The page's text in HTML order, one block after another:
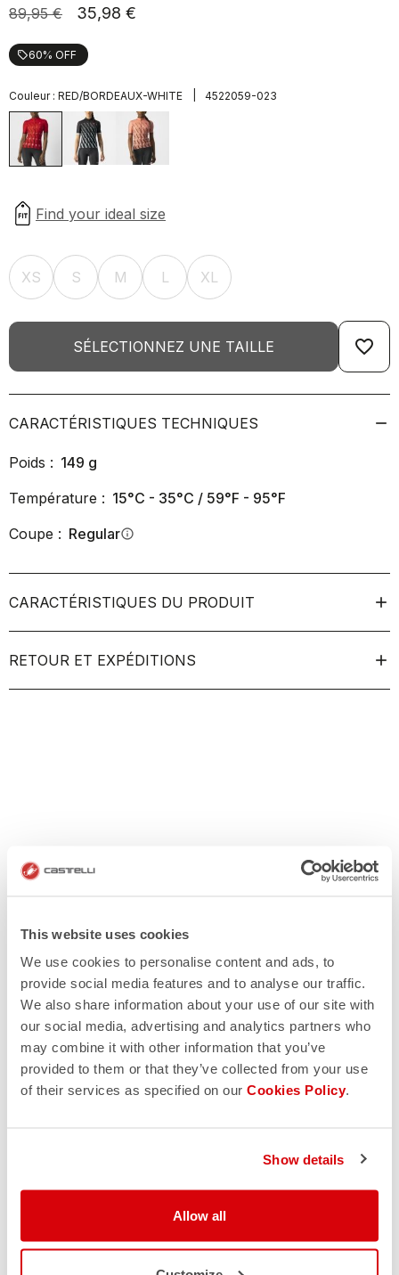
This website uses cookies
We use cookies to personalise content and ads, to
provide social media features and to analyse our traffic.
We also share information about your use of our site with
our social media, advertising and analytics partners who
may combine it with other information that you’ve
provided to them or that they’ve collected from your use
of their services as specified on our Cookies Policy.
Show details
Allow all
89,95 € 35,98 €
local_offer60% OFF
Couleur : RED/BORDEAUX-WHITE 4522059-023
XS S M L XL
SÉLECTIONNEZ UNE TAILLE favorite_border
CARACTÉRISTIQUES TECHNIQUES
Poids : 149 g
Température : 15°C - 35°C / 59°F - 95°F
Coupe : Regularinfo
CARACTÉRISTIQUES DU PRODUIT
RETOUR ET EXPÉDITIONS